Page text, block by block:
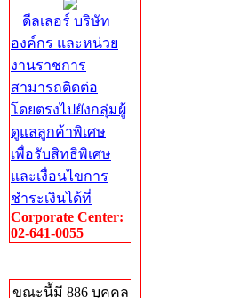
ดีลเลอร์ บริษัท
องค์กร และหน่วย
งานราชการ
สามารถติดต่อ
โดยตรงไปยังกลุ่มผู้
ดูแลลูกค้าพิเศษ
เพื่อรับสิทธิพิเศษ
และเงื่อนไขการ
ชำระเงินได้ที่
Corporate Center:
02-641-0055
ขณะนี้มี 886 บุคคล